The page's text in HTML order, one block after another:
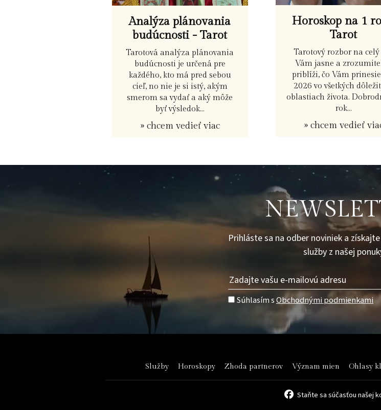
Analýza plánovania
budúcnosti - Tarot
Tarotová analýza plánovania
budúcnosti je určená pre
každého, kto má pred sebou
cieľ, no nie je si istý, akým
smerom sa vydať a aký môže
byť výsledok...
» chcem vedieť viac
Horoskop na 1
Tarot
Tarotový rozbor na
Vám jasne a
priblíži, čo Vám
2026 vo všetkých
oblastiach života.
rok...
» chcem vedieť
Prihláste sa na odber noviniek a
služby z našej
Súhlasím sObchodnými podmienkami
Služby Horoskopy Zhoda partnerov Význam mien Ohlasy
Staňte sa súčasťou našej